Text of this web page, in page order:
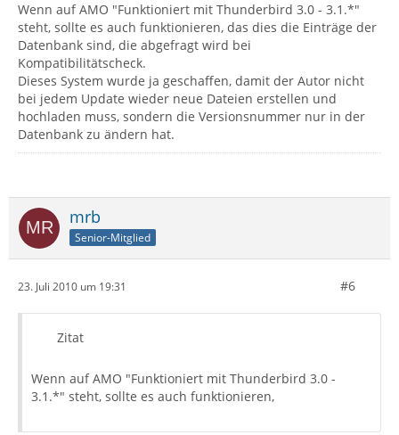
Wenn auf AMO "Funktioniert mit Thunderbird 3.0 - 3.1.*"
steht, sollte es auch funktionieren, das dies die Einträge der
Datenbank sind, die abgefragt wird bei
Kompatibilitätscheck.
Dieses System wurde ja geschaffen, damit der Autor nicht
bei jedem Update wieder neue Dateien erstellen und
hochladen muss, sondern die Versionsnummer nur in der
Datenbank zu ändern hat.
mrb
Senior-Mitglied
23. Juli 2010 um 19:31 #6
Zitat
Wenn auf AMO "Funktioniert mit Thunderbird 3.0 -
3.1.*" steht, sollte es auch funktionieren,